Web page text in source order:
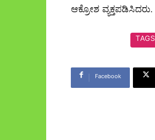
ಆಕ್ರೋಶ ವ್ಯಕ್ತಪಡಿಸಿದರು.
TAGS
Facebook